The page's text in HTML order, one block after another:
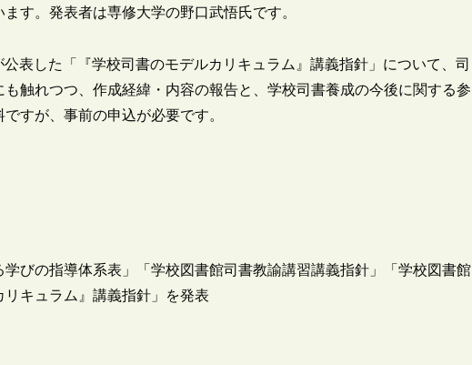
す。発表者は専修大学の野口武悟氏です。
表した「『学校司書のモデルカリキュラム』講義指針」について、司
触れつつ、作成経緯・内容の報告と、学校司書養成の今後に関する参
すが、事前の申込が必要です。
びの指導体系表」「学校図書館司書教諭講習講義指針」「学校図書館
キュラム』講義指針」を発表